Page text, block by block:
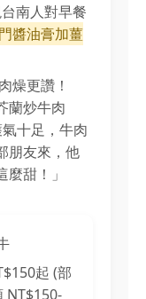
台南人對早餐
醬油膏加薑
燥更讚！
蘭炒牛肉
十足，牛肉
朋友來，他
甜！」
起 (部
NT$150-